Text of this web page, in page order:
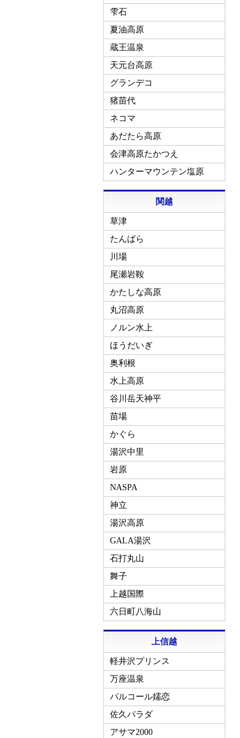
雫石
夏油高原
蔵王温泉
天元台高原
グランデコ
猪苗代
ネコマ
あだたら高原
会津高原たかつえ
ハンターマウンテン塩原
関越
草津
たんばら
川場
尾瀬岩鞍
かたしな高原
丸沼高原
ノルン水上
ほうだいぎ
奥利根
水上高原
谷川岳天神平
苗場
かぐら
湯沢中里
岩原
NASPA
神立
湯沢高原
GALA湯沢
石打丸山
舞子
上越国際
六日町八海山
上信越
軽井沢プリンス
万座温泉
パルコール嬬恋
佐久パラダ
アサマ2000